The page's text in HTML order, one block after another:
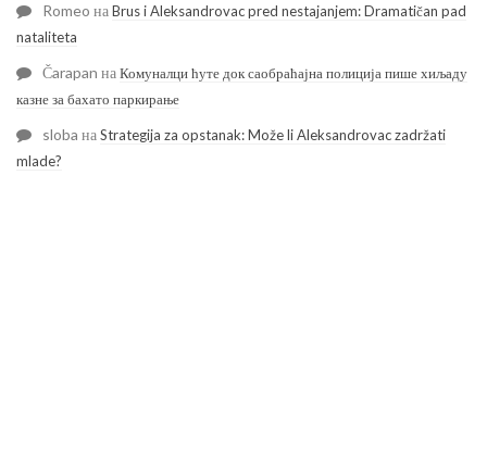
Romeo наBrus i Aleksandrovac pred nestajanjem: Dramatičan pad
nataliteta
Čarapan наКомуналци ћуте док саобраћајна полиција пише хиљаду
казне за бахато паркирање
sloba наStrategija za opstanak: Može li Aleksandrovac zadržati
mlade?